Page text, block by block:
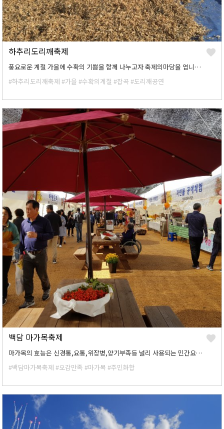
하추리도리깨축제
풍요로운 계절 가을에 수확의 기쁨을 함께 나누고자 축제의마당을 엽니다.
#하추리도리깨축제 #가을 #수확의계절 #잡곡 #도리깨공연
백담 마가목축제
마가목의 효능은 신경통,요통,위장병,양기부족등 널리 사용되는 민간요법을 위한 귀한 약재이다.
#백담마가목축제 #오감만족 #마가목 #주민화합